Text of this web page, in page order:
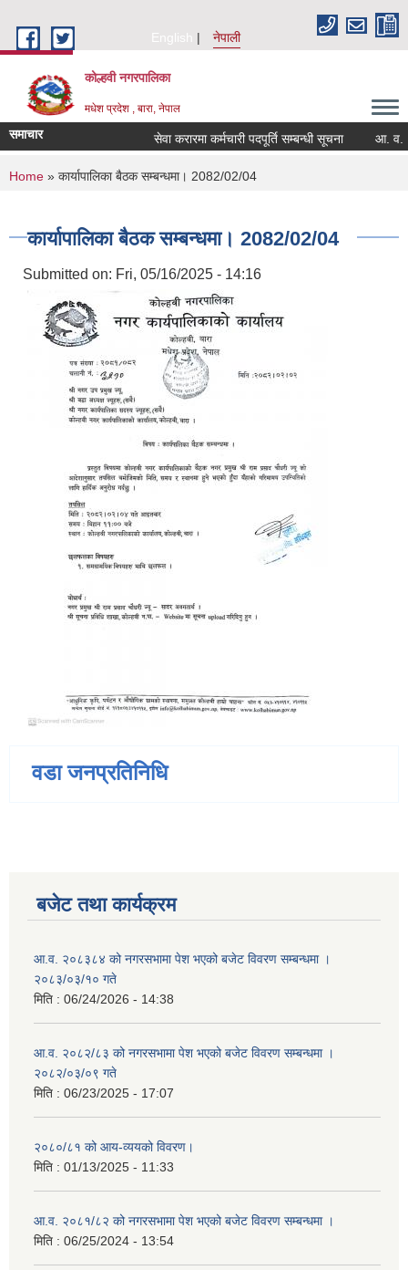
English
नेपाली
कोल्हवी नगरपालिका
मधेश प्रदेश , बारा, नेपाल
समाचार सेवा करारमा कर्मचारी पदपूर्ति सम्बन्धी सूचना आ. व.
You are here
Home » कार्यापालिका बैठक सम्बन्धमा। 2082/02/04
कार्यापालिका बैठक सम्बन्धमा। 2082/02/04
Submitted on: Fri, 05/16/2025 - 14:16
वडा जनप्रतिनिधि
बजेट तथा कार्यक्रम
आ.व. २०८३८४ को नगरसभामा पेश भएको बजेट विवरण सम्बन्धमा ।
२०८३/०३/१० गते
मिति : 06/24/2026 - 14:38
आ.व. २०८२/८३ को नगरसभामा पेश भएको बजेट विवरण सम्बन्धमा ।
२०८२/०३/०९ गते
मिति : 06/23/2025 - 17:07
२०८०/८१ को आय-व्ययको विवरण।
मिति : 01/13/2025 - 11:33
आ.व. २०८१/८२ को नगरसभामा पेश भएको बजेट विवरण सम्बन्धमा ।
मिति : 06/25/2024 - 13:54